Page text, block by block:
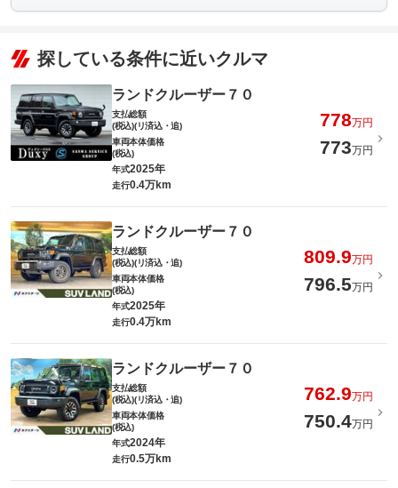
探している条件に近いクルマ
ランドクルーザー７０
支払総額
(税込)(リ済込・追)
778万円
車両本体価格
(税込)
773万円
年式2025年
走行0.4万km
ランドクルーザー７０
支払総額
(税込)(リ済込・追)
809.9万円
車両本体価格
(税込)
796.5万円
年式2025年
走行0.4万km
ランドクルーザー７０
支払総額
(税込)(リ済込・追)
762.9万円
車両本体価格
(税込)
750.4万円
年式2024年
走行0.5万km